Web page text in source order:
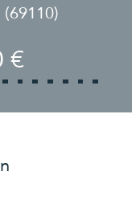
€